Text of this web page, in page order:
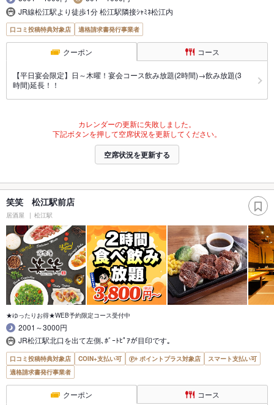
JR線松江駅より徒歩1分 松江駅隣接ｼｬﾐﾈ松江内
口コミ投稿特典対象店 適格請求書発行事業者
クーポン コース
【平日宴会限定】日～木曜！宴会コース飲み放題(2時間)→飲み放題(3
時間)延長！！
カレンダーの更新に失敗しました。
下記ボタンを押して空席状況を更新してください。
空席状況を更新する
笑笑 松江駅前店
居酒屋 松江駅
★ゆったりお得★WEB予約限定コース受付中
2001～3000円
JR松江駅北口を出て左側､ﾎﾞｰﾄﾋﾟｱが目印です｡
口コミ投稿特典対象店 COIN+支払い可 ポイントプラス対象店
スマート支払い可
適格請求書発行事業者
クーポン コース